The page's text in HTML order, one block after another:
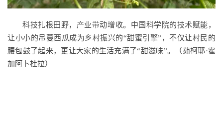
科技扎根田野，产业带动增收。中国科学院的技术赋能，
让小小的吊蔓西瓜成为乡村振兴的“甜蜜引擎”，不仅让村民的
腰包鼓了起来，更让大家的生活充满了“甜滋味”。（茹柯耶·霍
加阿卜杜拉）